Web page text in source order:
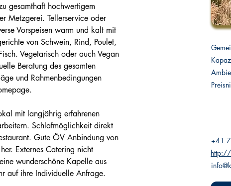
gesamthaft hochwertigem
Metzgerei. Tellerservice oder
Vorspeisen warm und kalt mit
von Schwein, Rind, Poulet,
Vegetarisch oder auch Vegan
Beratung des gesamten
und Rahmenbedingungen
mit langjährig erfahrenen
Schlafmöglichkeit direkt
Gute ÖV Anbindung von
Externes Catering nicht
wunderschöne Kapelle aus
auf ihre Individuelle Anfrage.
+41
http://